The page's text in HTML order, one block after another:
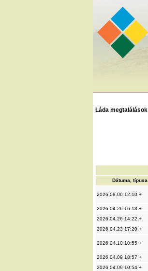
Láda megtalálások
Dátuma, típusa
2026.08.06 12:10 +
2026.04.26 16:13 +
2026.04.26 14:22 +
2026.04.23 17:20 +
2026.04.10 10:55 +
2026.04.09 18:57 +
2026.04.09 10:54 +